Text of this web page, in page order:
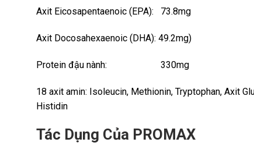
Axit Eicosapentaenoic (EPA): 73.8mg
Axit Docosahexaenoic (DHA): 49.2mg)
Protein đậu nành: 330mg
18 axit amin: Isoleucin, Methionin, Tryptophan, Axit
Histidin
Tác Dụng Của PROMAX